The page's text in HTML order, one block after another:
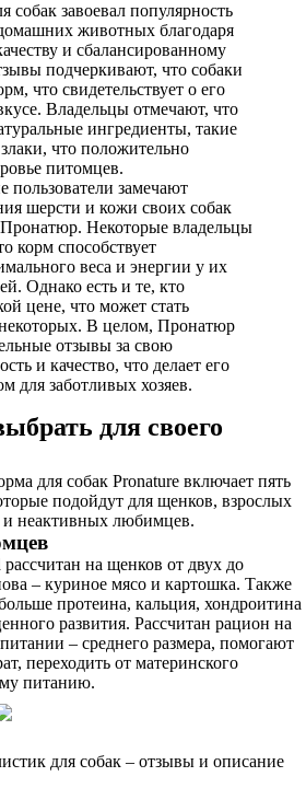
завоевал популярность
животных благодаря
и сбалансированному
подчеркивают, что собаки
что свидетельствует о его
Владельцы отмечают, что
ингредиенты, такие
что положительно
питомцев.
пользователи замечают
шерсти и кожи своих собак
Пронатюр. Некоторые владельцы
корм способствует
веса и энергии у их
Однако есть и те, кто
цене, что может стать
В целом, Пронатюр
отзывы за свою
и качество, что делает его
для заботливых хозяев.
для своего
для собак Pronature включает пять
подойдут для щенков, взрослых
неактивных любимцев.
на щенков от двух до
– куриное мясо и картошка. Также
протеина, кальция, хондроитина
развития. Рассчитан рацион на
– среднего размера, помогают
переходить от материнского
питанию.
для собак – отзывы и описание